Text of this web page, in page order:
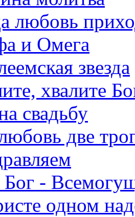
любовь
и Омега
звезда
хвалите
свадьбу
две
-
одном